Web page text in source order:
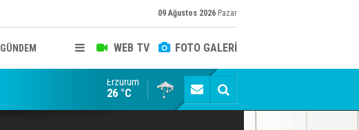
09 Ağustos 2026 Pazar
WEB TV FOTO GALERİ
GÜNDEM
Erzurum'da yağış uyarısı
Erzurum
26 °C